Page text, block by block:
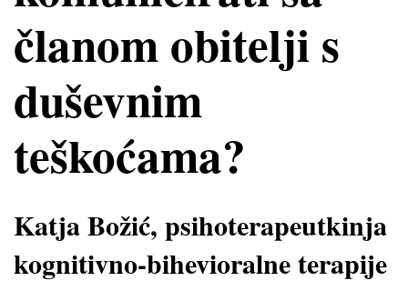
članom obitelji s
duševnim
teškoćama?
Katja Božić, psihoterapeutkinja
kognitivno-bihevioralne terapije